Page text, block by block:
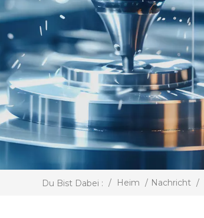
Du Bist Dabei : / Heim / Nachricht /